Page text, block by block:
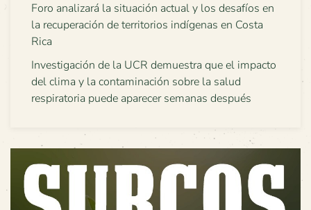
Foro analizará la situación actual y los desafíos en
la recuperación de territorios indígenas en Costa
Rica
Investigación de la UCR demuestra que el impacto
del clima y la contaminación sobre la salud
respiratoria puede aparecer semanas después